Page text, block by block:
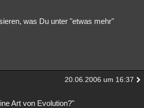
was Du unter "etwas mehr"
20.06.2006 um 16:37
Art von Evolution?"